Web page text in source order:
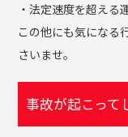
・法定速度を超える
この他にも気になる
さいませ。
事故が起こって